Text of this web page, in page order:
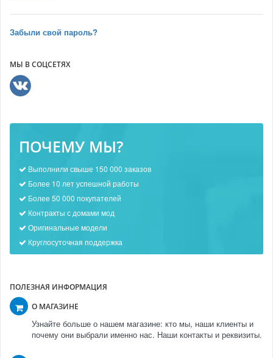
Забыли свой пароль?
МЫ В СОЦСЕТЯХ
ПОЧЕМУ МЫ?
Выполнили свыше 150 000 заказов
Более 10 лет успешной работы
Более 50 000 покупателей
Контракты с домами мод
Оригинальные модели
Круглосуточная поддержка
ПОЛЕЗНАЯ ИНФОРМАЦИЯ
О МАГАЗИНЕ
Узнайте больше о нашем магазине: кто мы, наши клиенты и
почему они выбрали именно нас. Наши контакты и реквизиты.